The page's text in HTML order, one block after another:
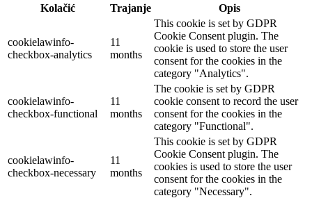
Kolačić
Trajanje Opis
cookielawinfo-
checkbox-analytics
11
months
This cookie is set by GDPR
Cookie Consent plugin. The
cookie is used to store the user
consent for the cookies in the
category "Analytics".
cookielawinfo-
checkbox-functional
11
months
The cookie is set by GDPR
cookie consent to record the user
consent for the cookies in the
category "Functional".
cookielawinfo-
checkbox-necessary
11
months
This cookie is set by GDPR
Cookie Consent plugin. The
cookies is used to store the user
consent for the cookies in the
category "Necessary".